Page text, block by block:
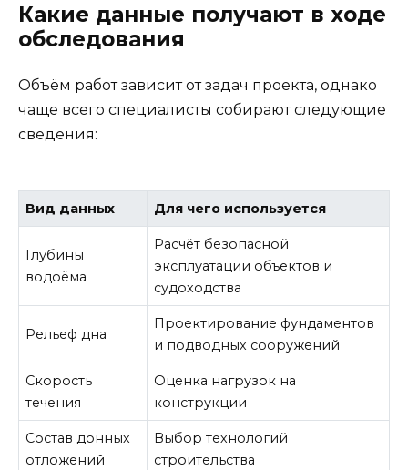
Какие данные получают в ходе
обследования
Объём работ зависит от задач проекта, однако
чаще всего специалисты собирают следующие
сведения:
Вид данных Для чего используется
Глубины
водоёма
Расчёт безопасной
эксплуатации объектов и
судоходства
Рельеф дна
Проектирование фундаментов
и подводных сооружений
Скорость
течения
Оценка нагрузок на
конструкции
Состав донных
отложений
Выбор технологий
строительства